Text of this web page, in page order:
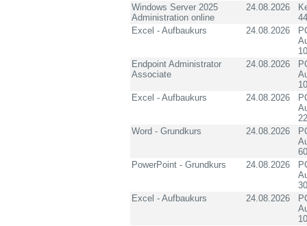
Windows Server 2025
Administration online
24.08.2026
Excel - Aufbaukurs
24.08.2026
Endpoint Administrator
Associate
24.08.2026
Excel - Aufbaukurs
24.08.2026
Word - Grundkurs
24.08.2026
PowerPoint - Grundkurs
24.08.2026
Excel - Aufbaukurs
24.08.2026